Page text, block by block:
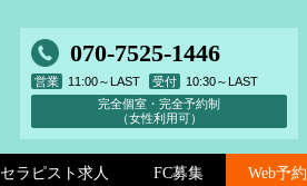
070-7525-1446
営業 11:00～LAST 受付
10:30～LAST
完全個室・完全予約制
（女性利用可）
セラピスト求人 FC募集 Web予約